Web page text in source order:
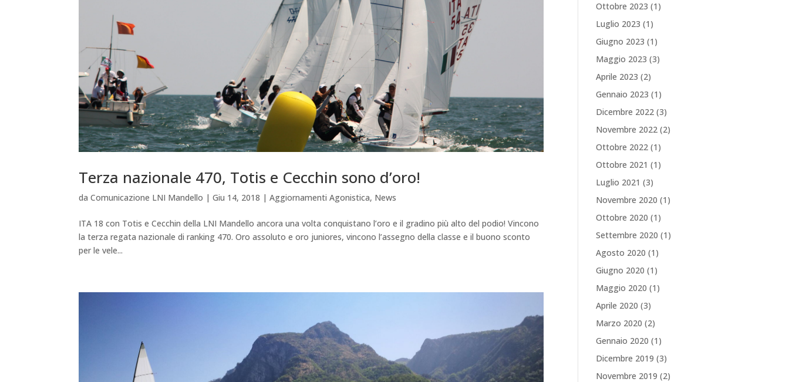
Terza nazionale 470, Totis e Cecchin sono d’oro!
daComunicazione LNI Mandello |Giu 14, 2018 |Aggiornamenti Agonistica, News
ITA 18 con Totis e Cecchin della LNI Mandello ancora una volta conquistano l’oro e il gradino più alto del podio! Vincono
la terza regata nazionale di ranking 470. Oro assoluto e oro juniores, vincono l’assegno della classe e il buono sconto
per le vele...
Ottobre 2023 (1)
Luglio 2023 (1)
Giugno 2023 (1)
Maggio 2023 (3)
Aprile 2023 (2)
Gennaio 2023 (1)
Dicembre 2022 (3)
Novembre 2022 (2)
Ottobre 2022 (1)
Ottobre 2021 (1)
Luglio 2021 (3)
Novembre 2020 (1)
Ottobre 2020 (1)
Settembre 2020 (1)
Agosto 2020 (1)
Giugno 2020 (1)
Maggio 2020 (1)
Aprile 2020 (3)
Marzo 2020 (2)
Gennaio 2020 (1)
Dicembre 2019 (3)
Novembre 2019 (2)